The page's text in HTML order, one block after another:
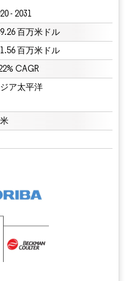
- 2031
百万米ドル
百万米ドル
CAGR
ア太平洋
CC BY 4.0の表示が必要です。